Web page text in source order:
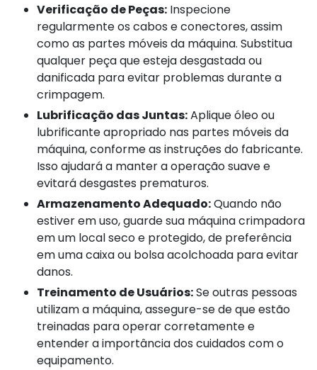
Verificação de Peças: Inspecione
regularmente os cabos e conectores, assim
como as partes móveis da máquina. Substitua
qualquer peça que esteja desgastada ou
danificada para evitar problemas durante a
crimpagem.
Lubrificação das Juntas:Aplique óleo ou
lubrificante apropriado nas partes móveis da
máquina, conforme as instruções do fabricante.
Isso ajudará a manter a operação suave e
evitará desgastes prematuros.
Armazenamento Adequado:Quando não
estiver em uso, guarde sua máquina crimpadora
em um local seco e protegido, de preferência
em uma caixa ou bolsa acolchoada para evitar
danos.
Treinamento de Usuários:Se outras pessoas
utilizam a máquina, assegure-se de que estão
treinadas para operar corretamente e
entender a importância dos cuidados com o
equipamento.